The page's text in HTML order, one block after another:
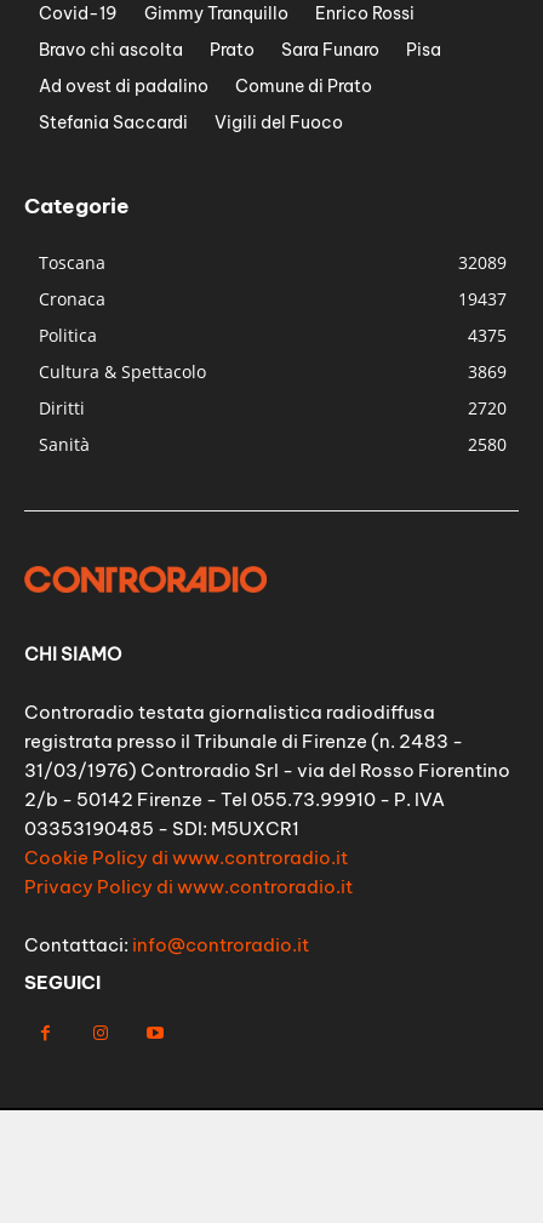
Covid-19
Gimmy Tranquillo
Enrico Rossi
Bravo chi ascolta
Prato Sara Funaro
Pisa
Ad ovest di padalino
Comune di Prato
Stefania Saccardi
Vigili del Fuoco
Categorie
Toscana
32089
Cronaca
19437
Politica
4375
Cultura & Spettacolo
3869
Diritti
2720
Sanità
2580
CHI SIAMO
Controradio testata giornalistica radiodiffusa
registrata presso il Tribunale di Firenze (n. 2483 -
31/03/1976) Controradio Srl - via del Rosso Fiorentino
2/b - 50142 Firenze - Tel 055.73.99910 - P. IVA
03353190485 - SDI: M5UXCR1
Cookie Policy di www.controradio.it
Privacy Policy di www.controradio.it
Contattaci: info@controradio.it
SEGUICI